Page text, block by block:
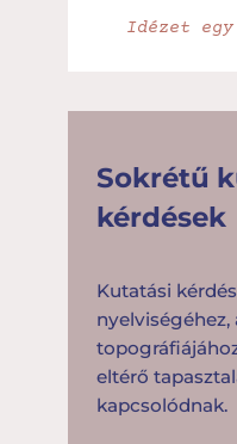
Idézet egy
Sokrétű
kérdések
Kutatási
nyelviségéhez,
eltérő
kapcsolódnak.